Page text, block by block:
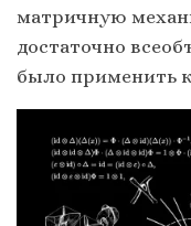
матричную
достаточно
было применить